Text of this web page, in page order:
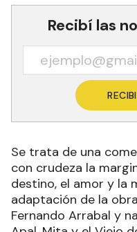
Recibí las
Se trata de una
con crudeza la
destino, el amor y la
adaptación de la
Fernando Arrabal y